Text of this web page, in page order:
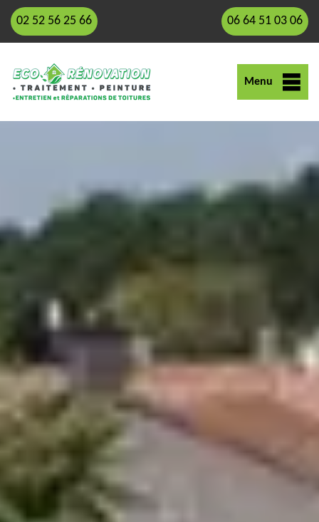
02 52 56 25 66 06 64 51 03 06
Menu